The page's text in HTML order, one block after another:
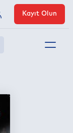
Üye Girişi
Kayıt Olun